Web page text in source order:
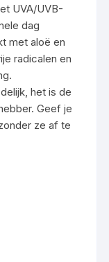
UVA/UVB-
dag
met aloë en
radicalen en
het is de
Geef je
ze af te